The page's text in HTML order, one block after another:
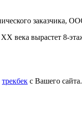
заказчика,
века вырастет 8-
трекбек с Вашего сайта.